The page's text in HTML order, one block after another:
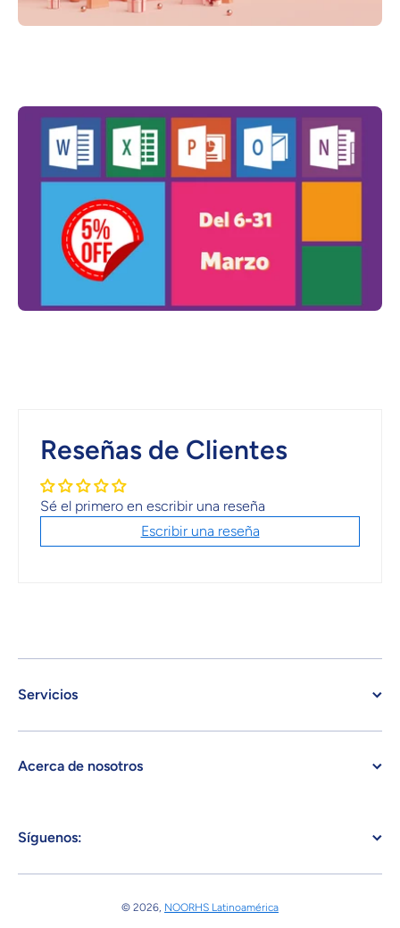
Reseñas de Clientes
Sé el primero en escribir una reseña
Escribir una reseña
Servicios
Acerca de nosotros
Síguenos:
© 2026, NOORHS Latinoamérica